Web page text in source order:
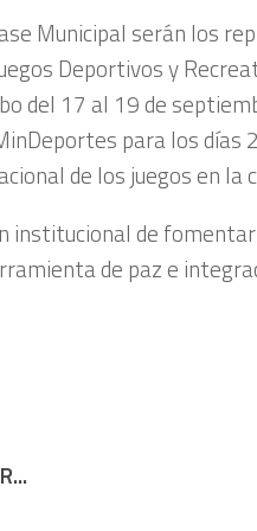
Municipal serán los
Deportivos y
del 17 al 19 de
para los
de los juegos en la
institucional de
de paz e